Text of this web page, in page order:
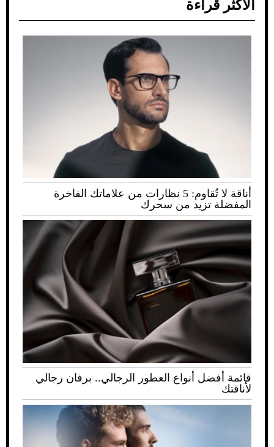
الأكثر قراءة
أناقة لا تُقاوم: 5 نظارات من علاماتك الفاخرة
المفضلة تزيد من سحرك
قائمة أفضل أنواع العطور الرجالي.. برفان رجالي
لأناقتك